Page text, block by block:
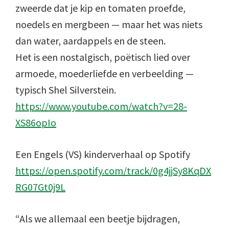
zweerde dat je kip en tomaten proefde,
noedels en mergbeen — maar het was niets
dan water, aardappels en de steen.
Het is een nostalgisch, poëtisch lied over
armoede, moederliefde en verbeelding —
typisch Shel Silverstein.
https://www.youtube.com/watch?v=28-
XS86opIo
Een Engels (VS) kinderverhaal op Spotify
https://open.spotify.com/track/0g4jjSy8KqDX
RG07Gt0j9L
“Als we allemaal een beetje bijdragen,